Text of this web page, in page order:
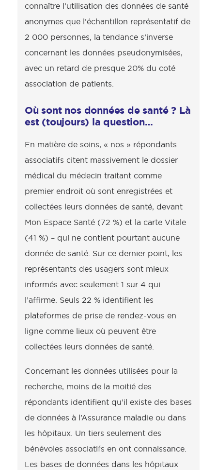
connaître l’utilisation des données de santé
anonymes que l’échantillon représentatif de
2 000 personnes, la tendance s’inverse
concernant les données pseudonymisées,
avec un retard de presque 20% du coté
association de patients.
Où sont nos données de santé ? Là
est (toujours) la question…
En matière de soins, « nos » répondants
associatifs citent massivement le dossier
médical du médecin traitant comme
premier endroit où sont enregistrées et
collectées leurs données de santé, devant
Mon Espace Santé (72 %) et la carte Vitale
(41 %) – qui ne contient pourtant aucune
donnée de santé. Sur ce dernier point, les
représentants des usagers sont mieux
informés avec seulement 1 sur 4 qui
l’affirme. Seuls 22 % identifient les
plateformes de prise de rendez-vous en
ligne comme lieux où peuvent être
collectées leurs données de santé.
Concernant les données utilisées pour la
recherche, moins de la moitié des
répondants identifient qu’il existe des bases
de données à l’Assurance maladie ou dans
les hôpitaux. Un tiers seulement des
bénévoles associatifs en ont connaissance.
Les bases de données dans les hôpitaux